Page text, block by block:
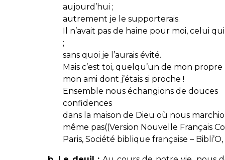
aujourd’hui ;
autrement je le supporterais.
Il n’avait pas de haine pour moi, celui
;
sans quoi je l’aurais évité.
Mais c’est toi, quelqu’un de mon propre
mon ami dont j’étais si proche !
Ensemble nous échangions de douces
confidences
dans la maison de Dieu où nous
même pas((Version Nouvelle Français
Paris, Société biblique française – Bibli’O,